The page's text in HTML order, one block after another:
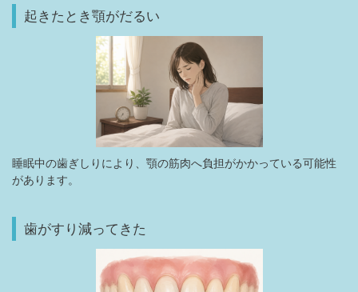
起きたとき顎がだるい
睡眠中の歯ぎしりにより、顎の筋肉へ負担がかかっている可能性
があります。
歯がすり減ってきた